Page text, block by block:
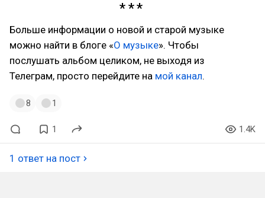
Больше информации о новой и старой музыке
можно найти в блоге «О музыке». Чтобы
послушать альбом целиком, не выходя из
Телеграм, просто перейдите на мой канал.
8 1
1 1.4K
1 ответ на пост